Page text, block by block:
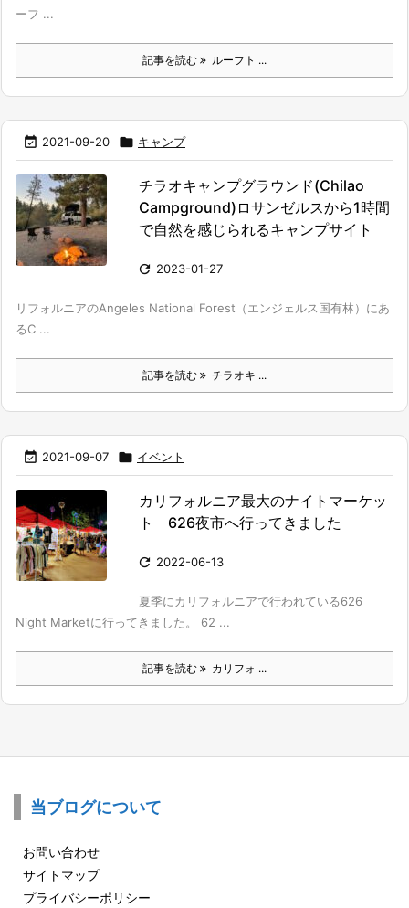
ーフ ...
記事を読む ルーフト ...
 2021-09-20  キャンプ
チラオキャンプグラウンド(Chilao
Campground)ロサンゼルスから1時間
で自然を感じられるキャンプサイト
 2023-01-27
リフォルニアのAngeles National Forest（エンジェルス国有林）にあ
るC ...
記事を読む チラオキ ...
 2021-09-07  イベント
カリフォルニア最大のナイトマーケッ
ト 626夜市へ行ってきました
 2022-06-13
夏季にカリフォルニアで行われている626
Night Marketに行ってきました。 62 ...
記事を読む カリフォ ...
当ブログについて
お問い合わせ
サイトマップ
プライバシーポリシー